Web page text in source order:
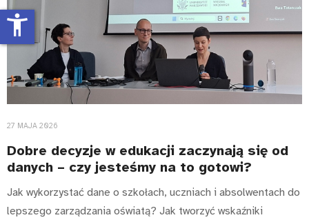
27 MAJA 2026
Dobre decyzje w edukacji zaczynają się od
danych – czy jesteśmy na to gotowi?
Jak wykorzystać dane o szkołach, uczniach i absolwentach do
lepszego zarządzania oświatą? Jak tworzyć wskaźniki
accessibility_new